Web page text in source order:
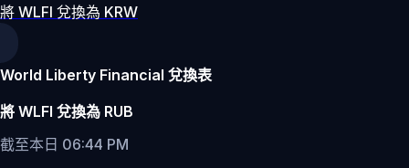
將 WLFI 兌換為 KRW
World Liberty Financial 兌換表
將 WLFI 兌換為 RUB
截至本日 06:44 PM